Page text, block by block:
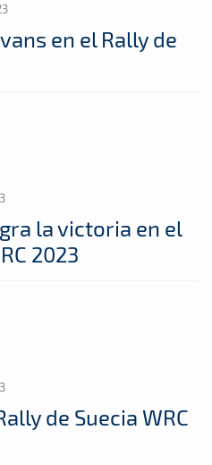
en el Rally de
la victoria en el
2023
de Suecia WRC